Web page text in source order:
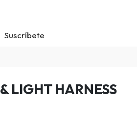
Suscríbete
LIGHT HARNESS